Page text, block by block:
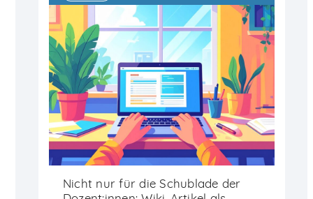
F
Nicht nur für die Schublade der